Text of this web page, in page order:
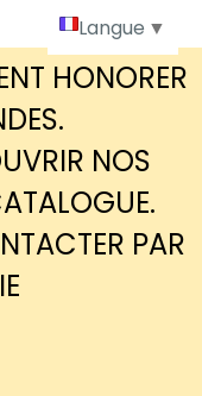
HONORER
NOS
PAR
Langue ▼